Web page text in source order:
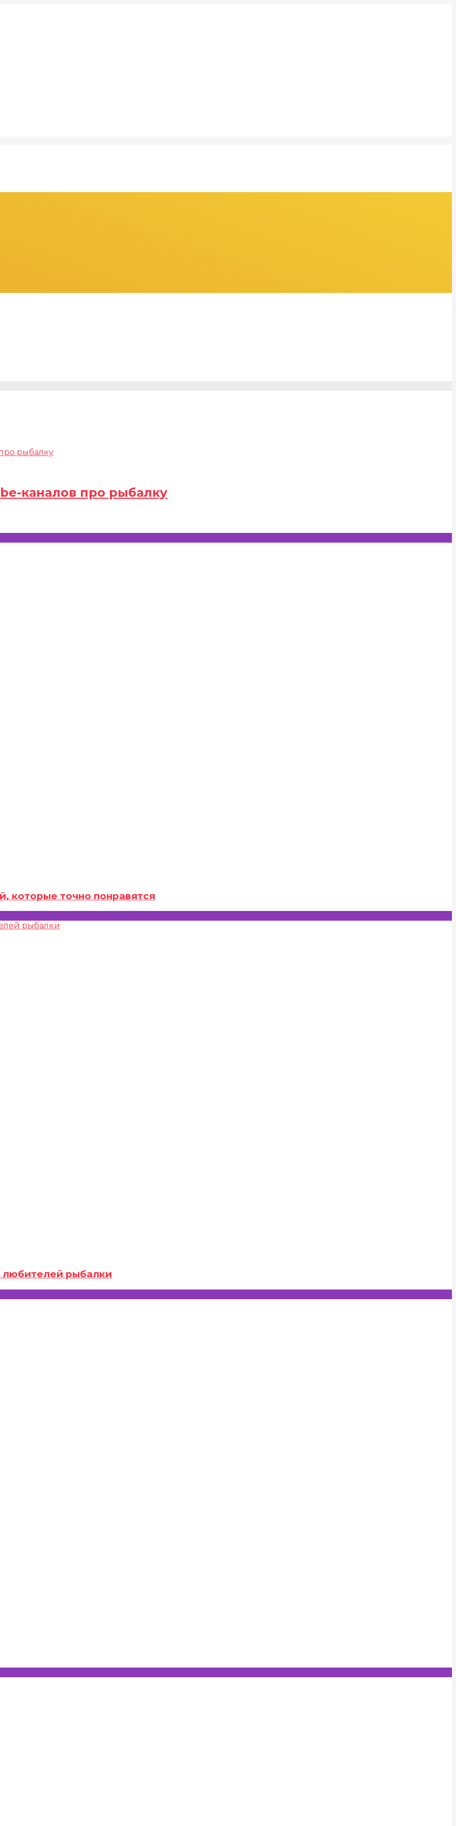
каналов про рыбалку
которые точно понравятся
любителей рыбалки